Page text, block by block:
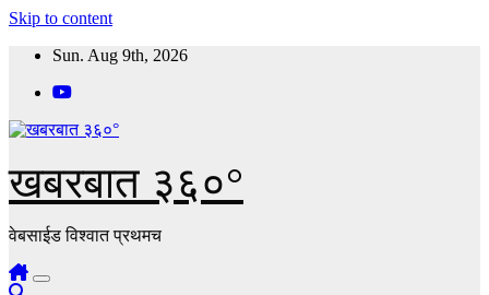
Skip to content
Sun. Aug 9th, 2026
खबरबात ३६०°
वेबसाईड विश्वात प्रथमच